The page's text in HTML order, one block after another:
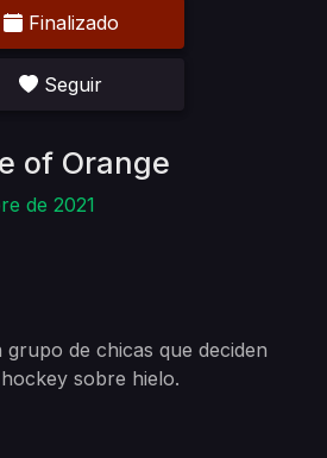
Finalizado
Seguir
of Orange
de 2021
de chicas que deciden
sobre hielo.